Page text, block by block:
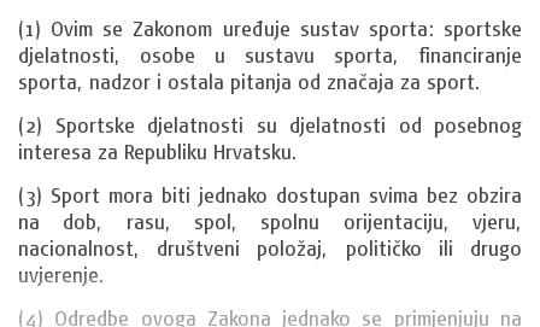
(1) Ovim se Zakonom uređuje sustav sporta: sportske
djelatnosti, osobe u sustavu sporta, financiranje
sporta, nadzor i ostala pitanja od značaja za sport.
(2) Sportske djelatnosti su djelatnosti od posebnog
interesa za Republiku Hrvatsku.
(3) Sport mora biti jednako dostupan svima bez obzira
na dob, rasu, spol, spolnu orijentaciju, vjeru,
nacionalnost, društveni položaj, političko ili drugo
uvjerenje.
(4) Odredbe ovoga Zakona jednako se primjenjuju na